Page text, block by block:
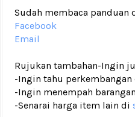
Sudah membaca panduan
Facebook
Email
Rujukan tambahan-Ingin
-Ingin tahu
-Ingin menempah
-Senarai harga item lain di